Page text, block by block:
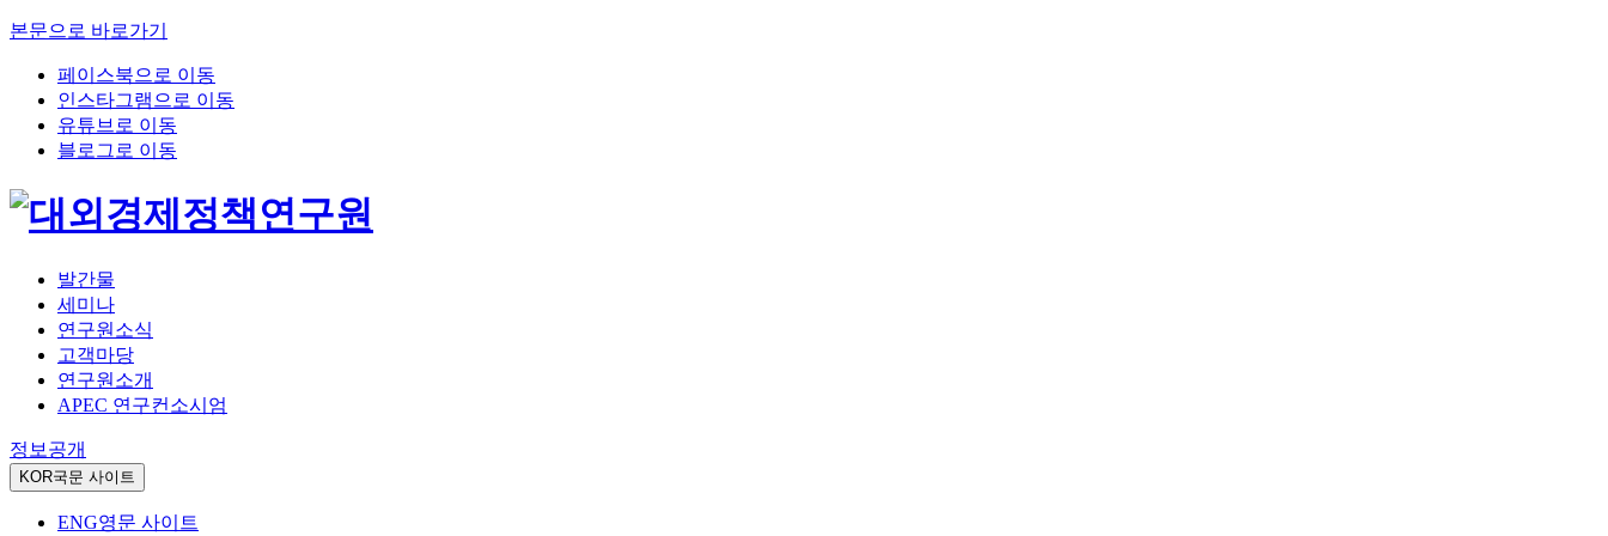
본문으로 바로가기
페이스북으로 이동
인스타그램으로 이동
유튜브로 이동
블로그로 이동
발간물
세미나
연구원소식
고객마당
연구원소개
APEC 연구컨소시엄
정보공개
KOR국문 사이트
ENG영문 사이트